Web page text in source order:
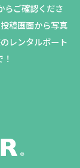
らご確認くださ
稿画面から写真
レンタルボート